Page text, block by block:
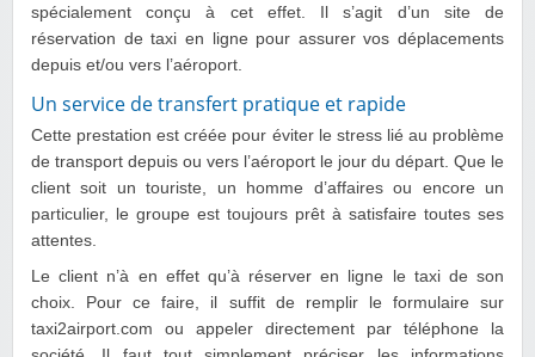
spécialement conçu à cet effet. Il s’agit d’un site de
réservation de taxi en ligne pour assurer vos déplacements
depuis et/ou vers l’aéroport.
Un service de transfert pratique et rapide
Cette prestation est créée pour éviter le stress lié au problème
de transport depuis ou vers l’aéroport le jour du départ. Que le
client soit un touriste, un homme d’affaires ou encore un
particulier, le groupe est toujours prêt à satisfaire toutes ses
attentes.
Le client n’à en effet qu’à réserver en ligne le taxi de son
choix. Pour ce faire, il suffit de remplir le formulaire sur
taxi2airport.com ou appeler directement par téléphone la